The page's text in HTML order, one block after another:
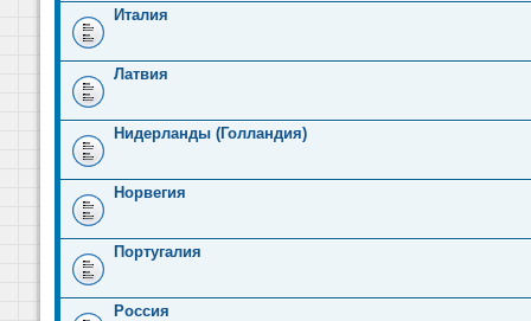
Италия
Латвия
Нидерланды (Голландия)
Норвегия
Португалия
Россия